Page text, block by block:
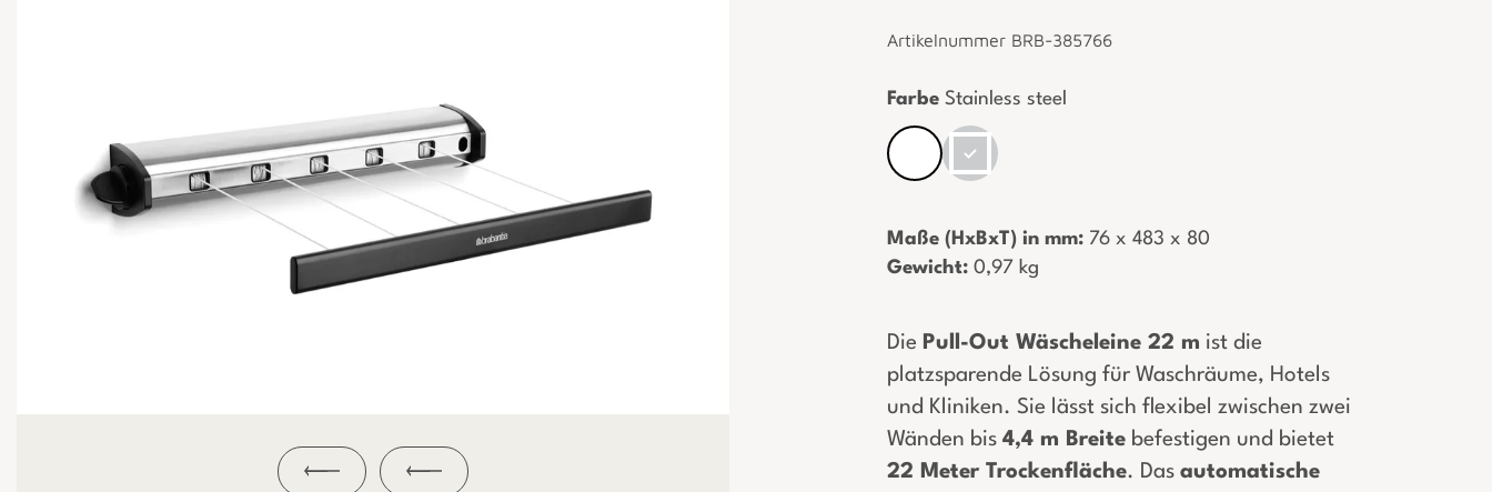
Artikelnummer BRB-385766
Farbe Stainless steel
Maße (HxBxT) in mm: ­ 76 x 483 x 80
Gewicht: ­ 0,97 kg
Die Pull-Out Wäscheleine 22 m ist die
platzsparende Lösung für Waschräume, Hotels
und Kliniken. Sie lässt sich flexibel zwischen zwei
Wänden bis 4,4 m Breite befestigen und bietet
22 Meter Trockenfläche. Das automatische